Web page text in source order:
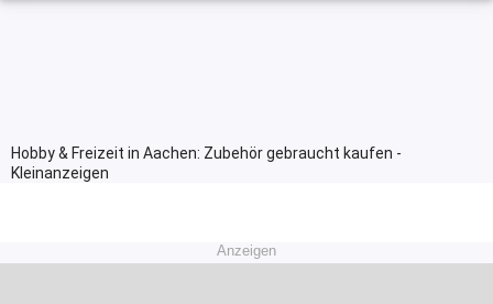
Hobby & Freizeit in Aachen: Zubehör gebraucht kaufen -
Kleinanzeigen
Anzeigen